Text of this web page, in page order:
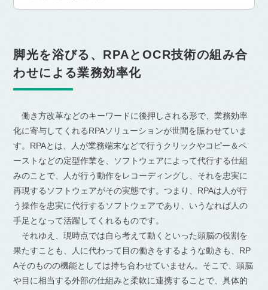
脚光を浴びる、RPAとOCR技術の組み合
わせによる業務効率化
働き方改革などのキーワードに後押しされる形で、業務効率
化に寄与してくれるRPAソリューションが世間を賑わせていま
す。RPAとは、人が業務端末などで行うクリックやコピー＆ペ
ーストなどの定型作業を、ソフトウェアによって代行する仕組
みのことで、人が行う動作をレコーディングし、それを忠実に
再現するソフトウェアがその実態です。つまり、RPAは人が行
う操作を忠実に代行するソフトウェアであり、いうなれば人の
手足となって活躍してくれるものです。
それゆえ、現時点では自ら考えて動くといった頭脳の役割を
果たすことも、人に代わって目の働きをするような動きも、RP
Aそのものの機能としては持ち合わせていません。そこで、頭脳
や目に相当する外部の仕組みと柔軟に連携することで、具体的